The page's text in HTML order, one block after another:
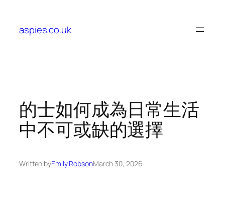
content
aspies.co.uk
的士如何成為日常生活
中不可或缺的選擇
Written byEmily RobsonMarch 30, 2026